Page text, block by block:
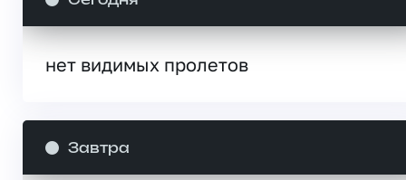
нет видимых пролетов
Завтра